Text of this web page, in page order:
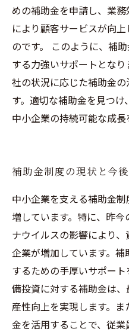
めの補助金を申請し、業
により顧客サービスが向
のです。 このように、補
する力強いサポートとな
社の状況に応じた補助金
す。適切な補助金を見つけ
中小企業の持続可能な成長
補助金制度の現状と今
中小企業を支える補助金
増しています。特に、昨
ナウイルスの影響により
企業が増加しています。
するための手厚いサポー
備投資に対する補助金は
産性向上を実現します。
金を活用することで、従